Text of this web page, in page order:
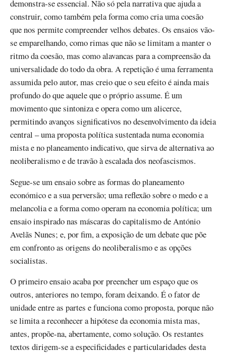
demonstra-se essencial. Não só pela narrativa que ajuda a
construir, como também pela forma como cria uma coesão
que nos permite compreender velhos debates. Os ensaios vão-
se emparelhando, como rimas que não se limitam a manter o
ritmo da coesão, mas como alavancas para a compreensão da
universalidade do todo da obra. A repetição é uma ferramenta
assumida pelo autor, mas creio que o seu efeito é ainda mais
profundo do que aquele que o próprio assume. É um
movimento que sintoniza e opera como um alicerce,
permitindo avanços significativos no desenvolvimento da ideia
central – uma proposta política sustentada numa economia
mista e no planeamento indicativo, que sirva de alternativa ao
neoliberalismo e de travão à escalada dos neofascismos.
Segue-se um ensaio sobre as formas do planeamento
económico e a sua perversão; uma reflexão sobre o medo e a
melancolia e a forma como operam na economia política; um
ensaio inspirado nas máscaras do capitalismo de António
Avelãs Nunes; e, por fim, a exposição de um debate que põe
em confronto as origens do neoliberalismo e as opções
socialistas.
O primeiro ensaio acaba por preencher um espaço que os
outros, anteriores no tempo, foram deixando. É o fator de
unidade entre as partes e funciona como proposta, porque não
se limita a reconhecer a hipótese da economia mista mas,
antes, propõe-na, abertamente, como solução. Os restantes
textos dirigem-se a especificidades e particularidades desta